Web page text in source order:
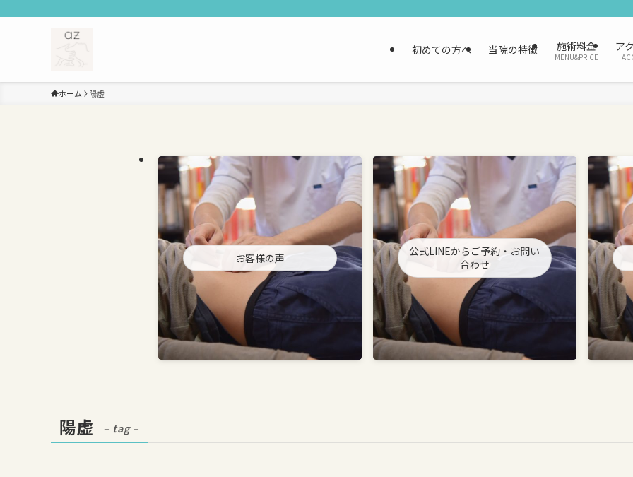
初めての方へ 当院の特徴 施術料金
MENU&PRICE
ア
ホーム 陽虚
お客様の声
公式LINEからご予約・お問い
合わせ
陽虚 – tag –